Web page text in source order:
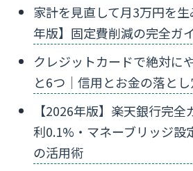
家計を見直して月3万円を
年版】固定費削減の完全ガ
クレジットカードで絶対に
と6つ｜信用とお金の落と
【2026年版】楽天銀行完
利0.1%・マネーブリッジ設
の活用術